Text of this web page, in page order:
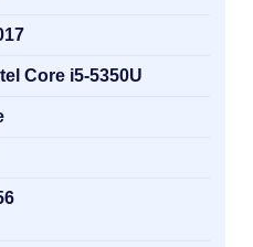
Core i5-5350U